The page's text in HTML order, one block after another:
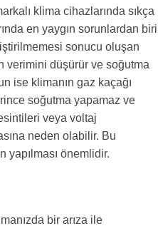
klima cihazlarında sıkça
en yaygın sorunlardan biri
sonucu oluşan
verimini düşürür ve soğutma
ise klimanın gaz kaçağı
soğutma yapamaz ve
veya voltaj
neden olabilir. Bu
yapılması önemlidir.
bir arıza ile